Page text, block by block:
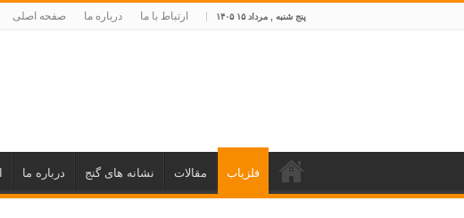
پنج شنبه , مرداد ۱۵ ۱۴۰۵ ارتباط با ما درباره ما صفحه اصلی
فلزیاب مقالات نشانه های گنج درباره ما